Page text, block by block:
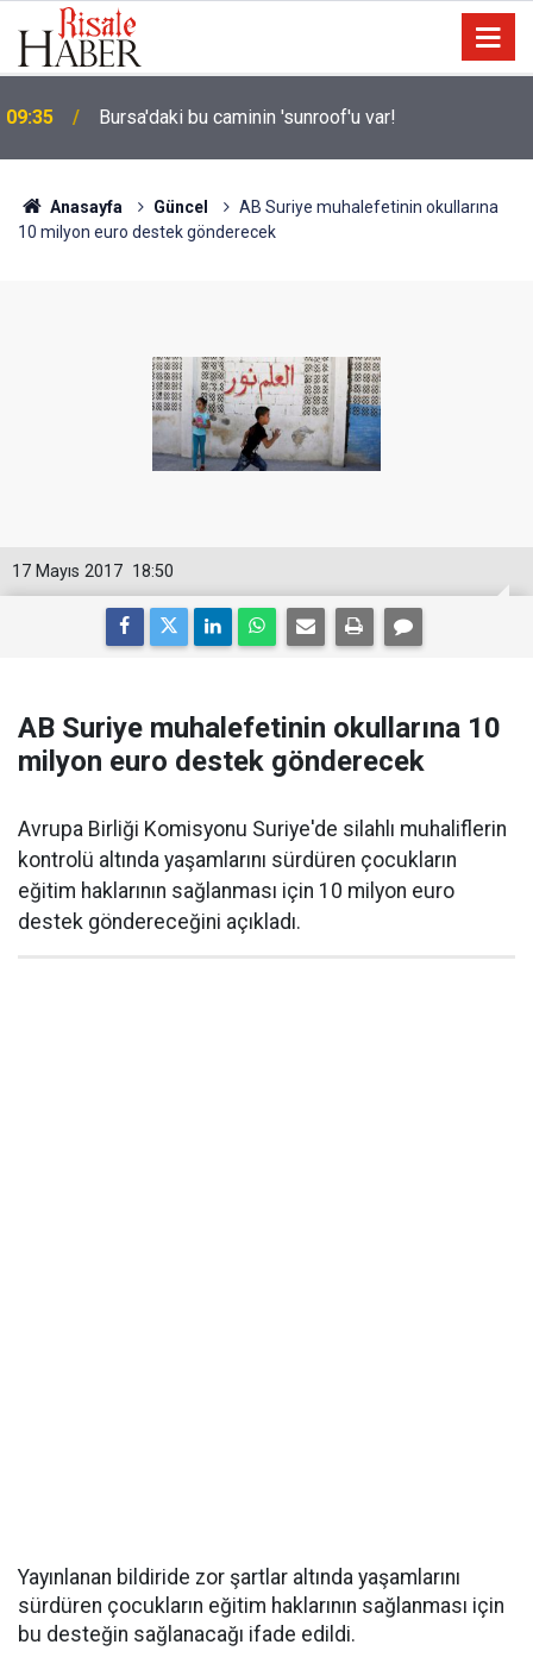
09:35 Bursa'daki bu caminin 'sunroof'u var!
09:15
Gazze'de umudunu yitirmeyen arıcı, mesleğini
apartman çatısında sürdürüyor
Anasayfa Güncel
AB Suriye muhalefetinin okullarına
10 milyon euro destek gönderecek
18:50
17 Mayıs 2017
AB Suriye muhalefetinin okullarına 10
milyon euro destek gönderecek
Avrupa Birliği Komisyonu Suriye'de silahlı muhaliflerin
kontrolü altında yaşamlarını sürdüren çocukların
eğitim haklarının sağlanması için 10 milyon euro
destek göndereceğini açıkladı.
Yayınlanan bildiride zor şartlar altında yaşamlarını
sürdüren çocukların eğitim haklarının sağlanması için
bu desteğin sağlanacağı ifade edildi.